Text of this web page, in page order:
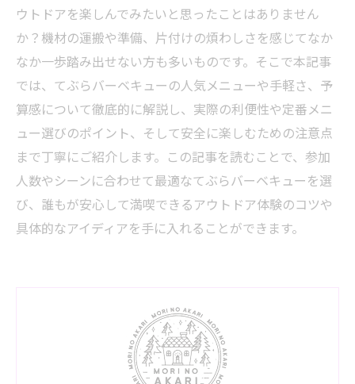
ウトドアを楽しんでみたいと思ったことはありません
か？機材の運搬や準備、片付けの煩わしさを感じてなか
なか一歩踏み出せない方も多いものです。そこで本記事
では、てぶらバーベキューの人気メニューや手軽さ、予
算感について徹底的に解説し、実際の利便性や定番メニ
ュー選びのポイント、そして安全に楽しむための注意点
まで丁寧にご紹介します。この記事を読むことで、参加
人数やシーンに合わせて最適なてぶらバーベキューを選
び、誰もが安心して満喫できるアウトドア体験のコツや
具体的なアイディアを手に入れることができます。